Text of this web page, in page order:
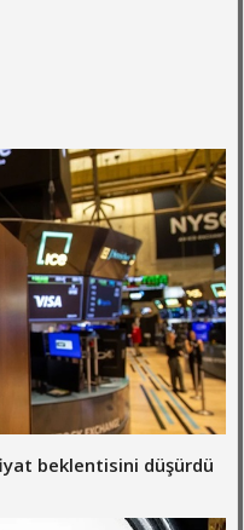
beklentisini düşürdü